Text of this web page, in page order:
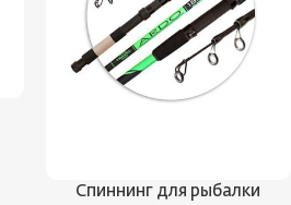
Спиннинг для рыбалки